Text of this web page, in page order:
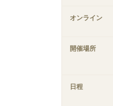
オンライン
開催場所
日程